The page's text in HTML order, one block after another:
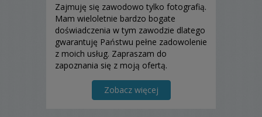
Zajmuję się zawodowo tylko fotografią.
Mam wieloletnie bardzo bogate
doświadczenia w tym zawodzie dlatego
gwarantuję Państwu pełne zadowolenie
z moich usług. Zapraszam do
zapoznania się z moją ofertą.
Zobacz więcej